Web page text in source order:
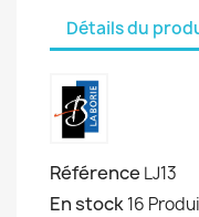
Détails du
Référence LJ13
En stock16